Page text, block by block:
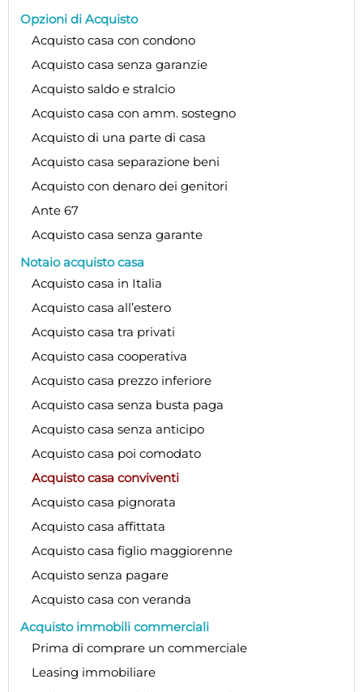
Opzioni di Acquisto
Acquisto casa con condono
Acquisto casa senza garanzie
Acquisto saldo e stralcio
Acquisto casa con amm. sostegno
Acquisto di una parte di casa
Acquisto casa separazione beni
Acquisto con denaro dei genitori
Ante 67
Acquisto casa senza garante
Notaio acquisto casa
Acquisto casa in Italia
Acquisto casa all’estero
Acquisto casa tra privati
Acquisto casa cooperativa
Acquisto casa prezzo inferiore
Acquisto casa senza busta paga
Acquisto casa senza anticipo
Acquisto casa poi comodato
Acquisto casa conviventi
Acquisto casa pignorata
Acquisto casa affittata
Acquisto casa figlio maggiorenne
Acquisto senza pagare
Acquisto casa con veranda
Acquisto immobili commerciali
Prima di comprare un commerciale
Leasing immobiliare